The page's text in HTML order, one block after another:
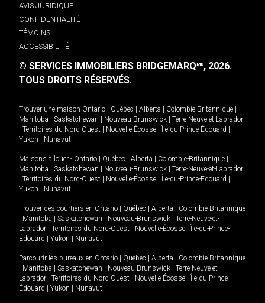
AVIS JURIDIQUE
CONFIDENTIALITÉ
TÉMOINS
ACCESSIBILITÉ
© SERVICES IMMOBILIERS BRIDGEMARQMD, 2026.
TOUS DROITS RÉSERVÉS.
Trouver une maison Ontario Québec Alberta Colombie-Britannique
Manitoba
Saskatchewan Nouveau-Brunswick
Terre-Neuve-et-Labrador
Territoires du Nord-Ouest Nouvelle-Écosse Île-du-Prince-Édouard
Yukon
Nunavut.
Maisons à louer - Ontario Québec Alberta Colombie-Britannique
Manitoba
Saskatchewan Nouveau-Brunswick
Terre-Neuve-et-Labrador
Territoires du Nord-Ouest Nouvelle-Écosse Île-du-Prince-Édouard
Yukon
Nunavut.
Trouver des courtiers en Ontario Québec Alberta
Colombie-Britannique
Manitoba Saskatchewan Nouveau-Brunswick
Terre-Neuve-et-
Labrador
Territoires du Nord-Ouest Nouvelle-Écosse
Île-du-Prince-
Édouard
Yukon Nunavut
Parcourir les bureaux en Ontario Québec Alberta
Colombie-Britannique
Manitoba Saskatchewan Nouveau-Brunswick
Terre-Neuve-et-
Labrador
Territoires du Nord-Ouest Nouvelle-Écosse
Île-du-Prince-
Édouard
Yukon Nunavut